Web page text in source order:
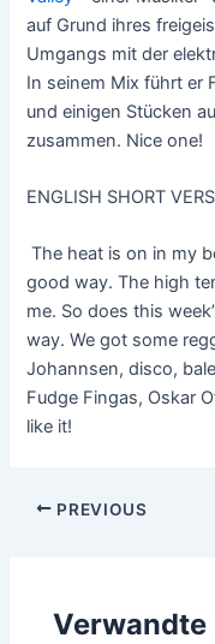
auf Grund ihres
Umgangs mit der
In seinem Mix führt er
und einigen Stücken
zusammen. Nice one!
ENGLISH SHORT
The heat is on in my
good way. The high
me. So does this
way. We got some
Johannsen, disco,
Fudge Fingas, Oskar
like it!
Post
PREVIOUS
Verwandte